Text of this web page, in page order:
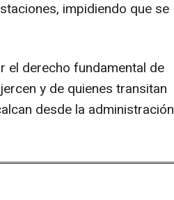
impidiendo que se
el derecho fundamental de
y de quienes transitan
desde la administración